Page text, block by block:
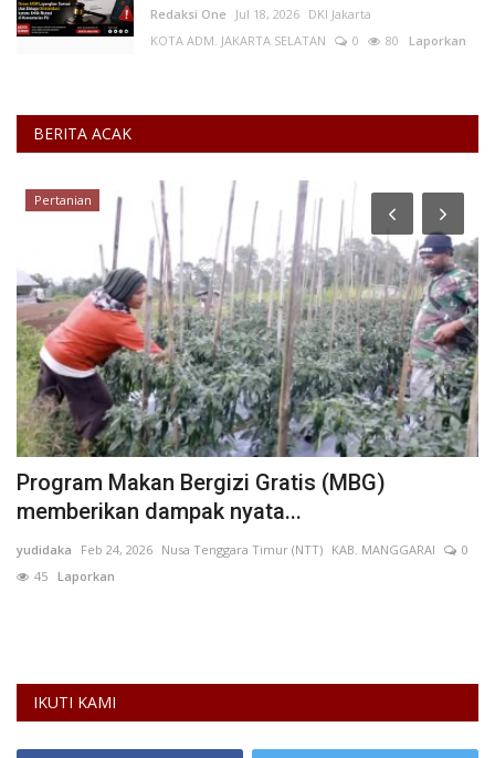
Redaksi One Jul 18, 2026 DKI Jakarta
KOTA ADM. JAKARTA SELATAN
0 80 Laporkan
BERITA ACAK
Pertanian
Program Makan Bergizi Gratis (MBG)
memberikan dampak nyata...
yudidaka Feb 24, 2026 Nusa Tenggara Timur (NTT) KAB. MANGGARAI
0
45 Laporkan
IKUTI KAMI